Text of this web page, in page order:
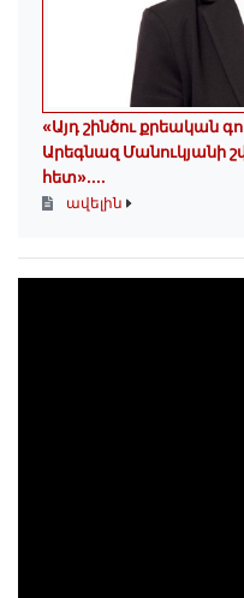
«Այդ շինծու քրեական
Արեգնազ Մանուկյանի
հետ»․...
ավելին